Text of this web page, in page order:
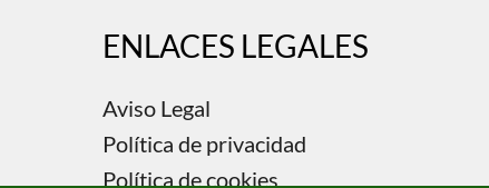
ENLACES LEGALES
Aviso Legal
Política de privacidad
Política de cookies